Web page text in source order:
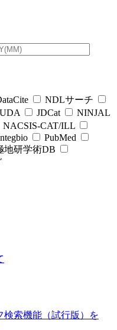
NDLサーチ
JDCat
NINJAL
NACSIS-CAT/ILL
PubMed
地研学術DB
検索機能（試行版）を